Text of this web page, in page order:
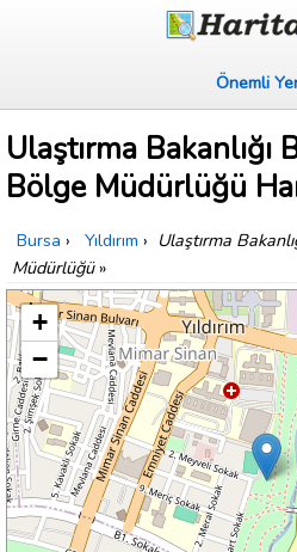
Önemli
Ulaştırma Bakanlığı
Bölge Müdürlüğü
Bursa › Yıldırım › Ulaştırma
Müdürlüğü»
+
−